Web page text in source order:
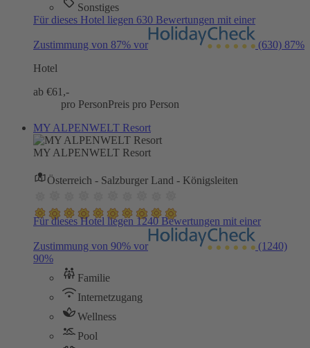
Sonstiges
Für dieses Hotel liegen 630 Bewertungen mit einer
Zustimmung von 87% vor (630) 87%
Hotel
ab €61,-
pro PersonPreis pro Person
MY ALPENWELT Resort
MY ALPENWELT Resort
Österreich - Salzburger Land - Königsleiten
Für dieses Hotel liegen 1240 Bewertungen mit einer
Zustimmung von 90% vor
(1240)
90%
Familie
Internetzugang
Wellness
Pool